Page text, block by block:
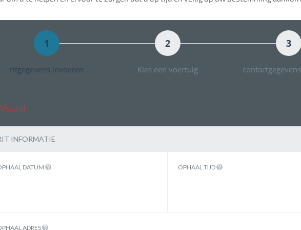
1
ritgegevens invoeren
2
Kies een voertuig
3
INFORMATIE
DATUM OPHAAL TIJD
ADRES